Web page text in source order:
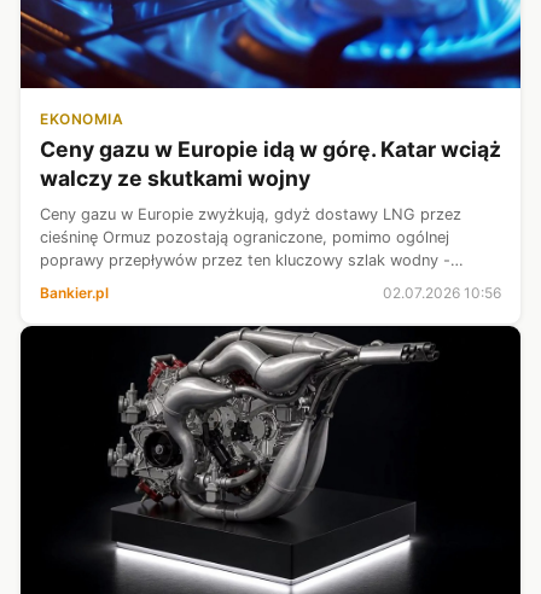
EKONOMIA
Ceny gazu w Europie idą w górę. Katar wciąż
walczy ze skutkami wojny
Ceny gazu w Europie zwyżkują, gdyż dostawy LNG przez
cieśninę Ormuz pozostają ograniczone, pomimo ogólnej
poprawy przepływów przez ten kluczowy szlak wodny -
informują maklerzy.
Bankier.pl 02.07.2026 10:56